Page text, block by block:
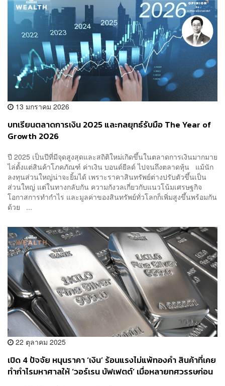
13 มกราคม 2026
บทเรียนตลาดการเงิน 2025 และกลยุทธ์รับมือ The Year of
Growth 2026
ปี 2025 เป็นปีที่มีจุดสูงสุดและสถิติใหม่เกิดขึ้นในตลาดการเงินมากมาย
ไล่ตั้งแต่สินค้าโภคภัณฑ์ ค่าเงิน บอนด์ยีลด์ ไปจนถึงตลาดหุ้น แม้นัก
ลงทุนส่วนใหญ่น่าจะยิ้มได้ เพราะราคาสินทรัพย์ต่างปรับตัวขึ้นเป็น
ส่วนใหญ่ แต่ในทางกลับกัน ความกังวลเกี่ยวกับแนวโน้มเศรษฐกิจ
โอกาสการทำกำไร และมูลค่าของสินทรัพย์ทั่วโลกก็เพิ่มสูงขึ้นพร้อมกัน
ด้วย ...
22 ตุลาคม 2025
เปิด 4 ปัจจัย หนุนราคา ‘เงิน’ ร้อนแรงไม่แพ้ทองคำ สินค้าที่เคย
ทำกำไรมหาศาลให้ ‘วอร์เรน บัฟเฟตต์’ เมื่อหลายทศวรรษก่อน